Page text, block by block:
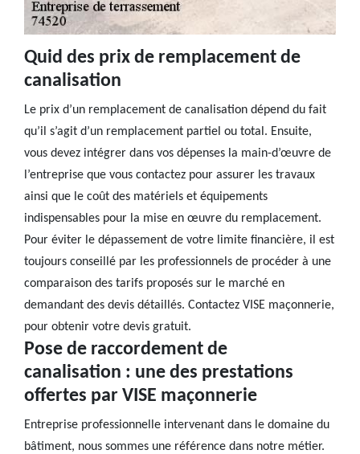
Quid des prix de remplacement de
canalisation
Le prix d’un remplacement de canalisation dépend du fait
qu’il s’agit d’un remplacement partiel ou total. Ensuite,
vous devez intégrer dans vos dépenses la main-d’œuvre de
l’entreprise que vous contactez pour assurer les travaux
ainsi que le coût des matériels et équipements
indispensables pour la mise en œuvre du remplacement.
Pour éviter le dépassement de votre limite financière, il est
toujours conseillé par les professionnels de procéder à une
comparaison des tarifs proposés sur le marché en
demandant des devis détaillés. Contactez VISE maçonnerie,
pour obtenir votre devis gratuit.
Pose de raccordement de
canalisation : une des prestations
offertes par VISE maçonnerie
Entreprise professionnelle intervenant dans le domaine du
bâtiment, nous sommes une référence dans notre métier.